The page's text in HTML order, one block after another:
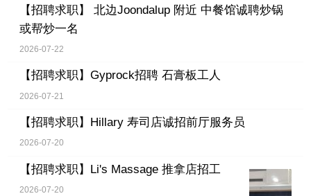
【招聘求职】
北边Joondalup 附近 中餐馆诚聘炒锅
或帮炒一名
2026-07-22
【招聘求职】 Gyprock招聘 石膏板工人
2026-07-21
【招聘求职】 Hillary 寿司店诚招前厅服务员
2026-07-20
【招聘求职】 Li's Massage 推拿店招工
2026-07-20